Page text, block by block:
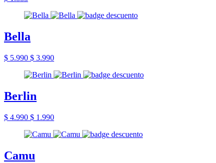
Bella
$ 5.990 $ 3.990
Berlin
$ 4.990 $ 1.990
Camu